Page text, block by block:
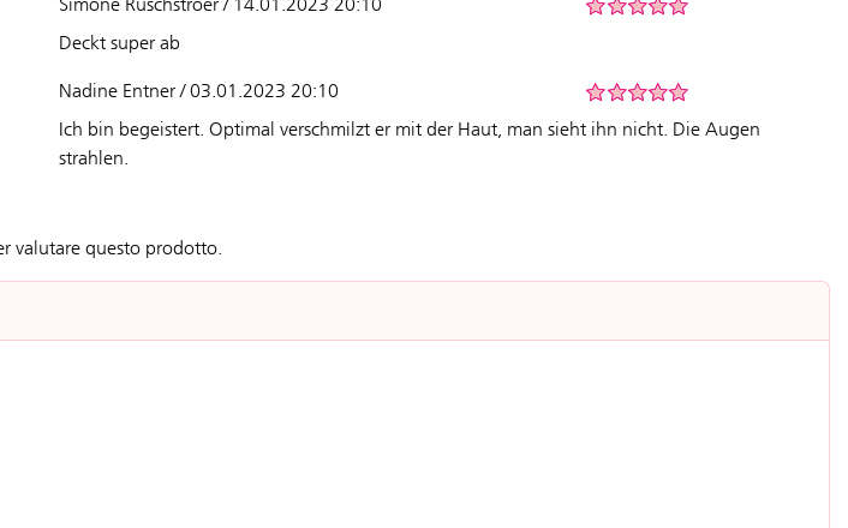
Deckt super ab
Nadine Entner / 03.01.2023 20:10
Ich bin begeistert. Optimal verschmilzt er mit der Haut, man sieht ihn nicht. Die Augen
strahlen.
valutare questo prodotto.